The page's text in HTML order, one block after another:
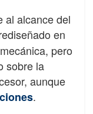
al alcance del
en
pero
sobre la
aunque
.